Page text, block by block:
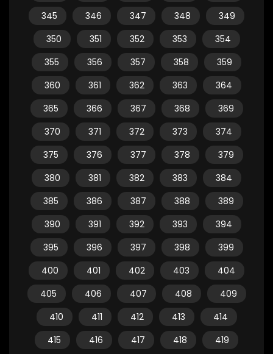
345
346 347 348
349
350
351 352 353
354
355
356 357 358
359
360
361 362 363
364
365
366 367 368
369
370
371 372 373
374
375
376 377 378
379
380
381 382 383
384
385
386 387 388
389
390
391 392 393
394
395
396 397 398
399
400
401 402 403
404
405
406 407 408
409
410
411 412 413
414
415
416 417 418 419